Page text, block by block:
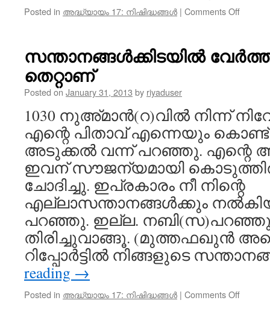
Posted in അദ്ധ്യായം 17: നിഷിദ്ധങ്ങൾ | Comments Offon
മൂന്നു
സന്താനങ്ങൾക്കിടയിൽ
തെറ്റാണ്‌
Posted on January 31, 2013 by riyaduser
1030 നുഅ്മാൻ(റ)വിൽ നിന്ന്
എന്റെ പിതാവ് എന്നെയും
അടുക്കൽ വന്ന് പറഞ്ഞു. എന്റെ
ഇവന് സൗജന്യമായി
ചോദിച്ചു. ഇപ്രകാരം നീ നിന്റെ
എല്ലാസന്താനങ്ങൾക്കും
പറഞ്ഞു. ഇല്ല.
തിരിച്ചുവാങ്ങൂ. (മുത്തഫഖുൻ
റിപ്പോർട്ടിൽ നിങ്ങളുടെ
reading →
Posted in അദ്ധ്യായം 17: നിഷിദ്ധങ്ങൾ | Comments Offon